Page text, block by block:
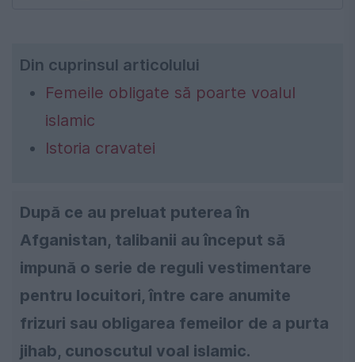
Din cuprinsul articolului
Femeile obligate să poarte voalul
islamic
Istoria cravatei
După ce au preluat puterea în
Afganistan, talibanii au început să
impună o serie de reguli vestimentare
pentru locuitori, între care anumite
frizuri sau obligarea femeilor de a purta
jihab, cunoscutul voal islamic.